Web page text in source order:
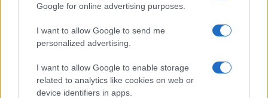
Google for online advertising purposes.
I want to allow Google to send me
personalized advertising.
I want to allow Google to enable storage
related to analytics like cookies on web or
device identifiers in apps.
Noemi in ospedale: il racconto della riabilitazione e il
ritorno sul palco